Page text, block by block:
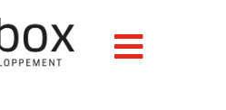
Rhône
PIERRE